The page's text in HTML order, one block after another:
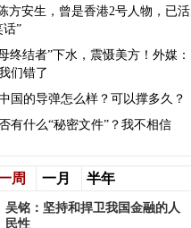
方安生，曾是香港2号人物，已活
话”
终结者”下水，震慑美方！外媒：
们错了
国的导弹怎么样？可以撑多久？
有什么“秘密文件”？我不相信
周 一月 半年
吴铭：坚持和捍卫我国金融的人
民性